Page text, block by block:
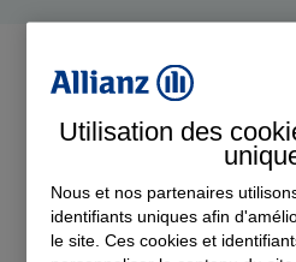
Les offres
Assurance Auto
Utilisation des
Nous et nos partenaires
identifiants uniques afin
le site. Ces cookies et